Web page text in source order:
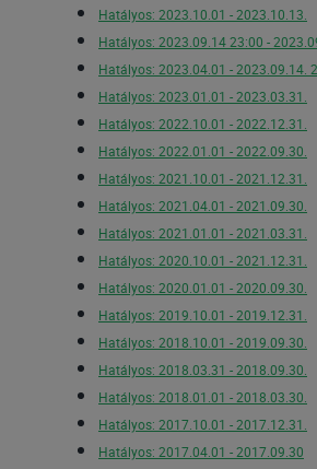
Hatályos: 2023.10.01 - 2023.10.13.
Hatályos: 2023.09.14 23:00 -
Hatályos: 2023.04.01 - 2023.09.14.
Hatályos: 2023.01.01 - 2023.03.31.
Hatályos: 2022.10.01 - 2022.12.31.
Hatályos: 2022.01.01 - 2022.09.30.
Hatályos: 2021.10.01 - 2021.12.31.
Hatályos: 2021.04.01 - 2021.09.30.
Hatályos: 2021.01.01 - 2021.03.31.
Hatályos: 2020.10.01 - 2021.12.31.
Hatályos: 2020.01.01 - 2020.09.30.
Hatályos: 2019.10.01 - 2019.12.31.
Hatályos: 2018.10.01 - 2019.09.30.
Hatályos: 2018.03.31 - 2018.09.30.
Hatályos: 2018.01.01 - 2018.03.30.
Hatályos: 2017.10.01 - 2017.12.31.
Hatályos: 2017.04.01 - 2017.09.30